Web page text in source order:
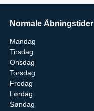
Normale Åbningstider
Mandag
Tirsdag
Onsdag
Torsdag
Fredag
Lørdag
Søndag